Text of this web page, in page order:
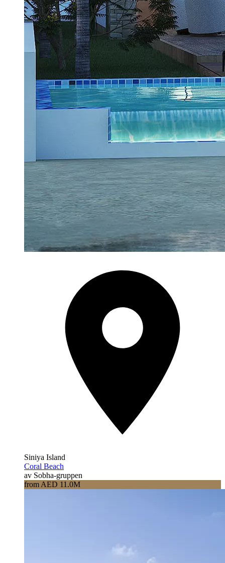
Siniya Island
Coral Beach
av Sobha-gruppen
from AED 11.0M